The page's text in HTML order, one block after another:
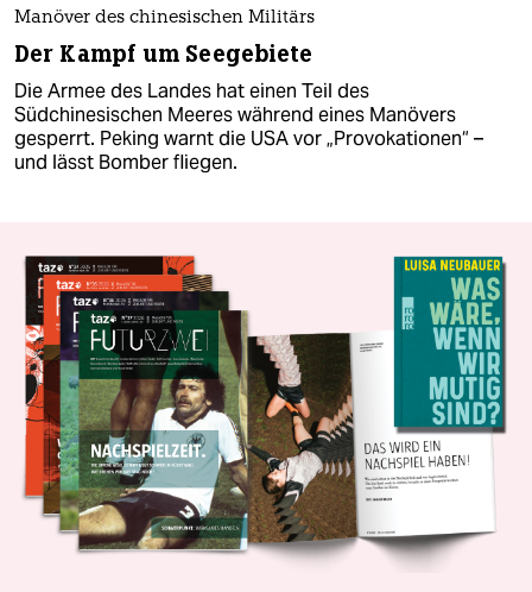
Manöver des chinesischen Militärs
Der Kampf um Seegebiete
Die Armee des Landes hat einen Teil des
Südchinesischen Meeres während eines Manövers
gesperrt. Peking warnt die USA vor „Provokationen“ –
und lässt Bomber fliegen.